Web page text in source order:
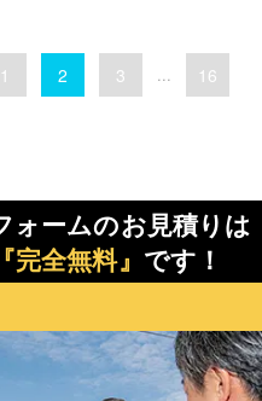
1 2 3 ... 16
ォームのお見積りは
『完全無料』 です！